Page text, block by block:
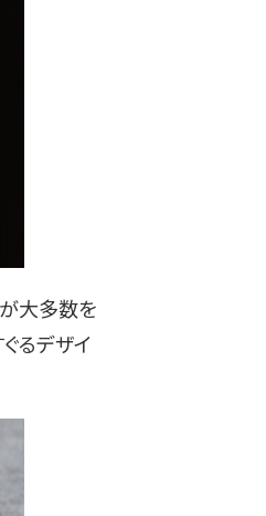
大多数を
るデザイ